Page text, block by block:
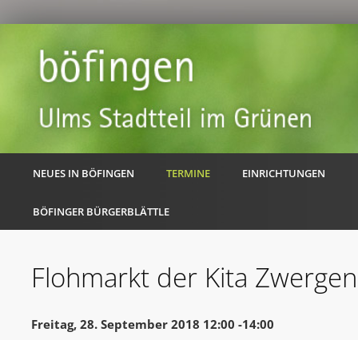
NEUES IN BÖFINGEN TERMINE EINRICHTUNGEN
BÖFINGER BÜRGERBLÄTTLE
Flohmarkt der Kita
Freitag, 28. September 2018 12:00 -14:00